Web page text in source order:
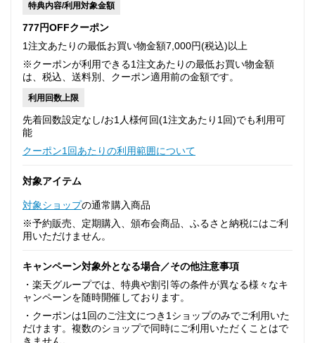
特典内容/利用対象金額
777円OFFクーポン
1注文あたりの最低お買い物金額7,000円(税込)以上
※クーポンが利用できる1注文あたりの最低お買い物金額
は、税込、送料別、クーポン適用前の金額です。
利用回数上限
先着回数設定なし/お1人様何回(1注文あたり1回)でも利用可
能
クーポン1回あたりの利用範囲について
対象アイテム
対象ショップの通常購入商品
※予約販売、定期購入、頒布会商品、ふるさと納税にはご利
用いただけません。
キャンペーン対象外となる場合／その他注意事項
・楽天グループでは、特典や割引等の条件が異なる様々なキ
ャンペーンを随時開催しております。
・クーポンは1回のご注文につき1ショップのみでご利用いた
だけます。複数のショップで同時にご利用いただくことはで
きません。